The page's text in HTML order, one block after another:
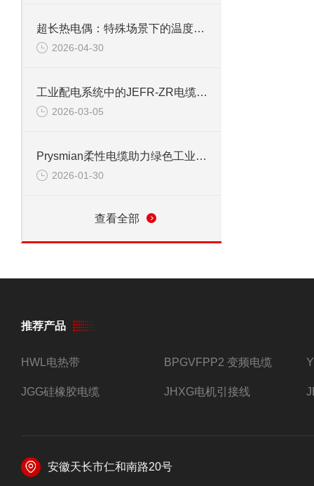
超长热电偶：特殊场景下的温度“追踪者”
2026-04-30
工业配电系统中的JEFR-ZR电缆选型与安全考量
2026-03-05
Prysmian柔性电缆助力绿色工业发展
2026-01-30
查看全部
推荐产品
HWL电热带 BPGVFPP2 变频电缆
JGG硅橡胶电缆 JHXG电机引接线
安徽天长市仁和南路20号